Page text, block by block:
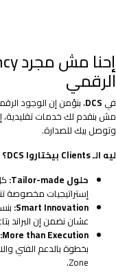
الرقمي
في DCS، بنؤمن إن الوجود
مش بنقدم لك خدمات تقليدية،
وتوصل بيك للصدارة.
ليه الـ Clients بيختاروا DCS؟
حلول Tailor-made:
إستراتيجيات مخصوصة
Smart Innovation:
عشان نضمن إن البراند
More than Execution:
Zone.